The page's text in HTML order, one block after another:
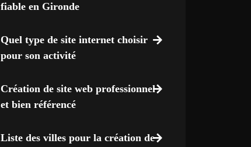
fiable en Gironde
Quel type de site internet choisir
pour son activité
Création de site web professionnel
et bien référencé
Liste des villes pour la création de